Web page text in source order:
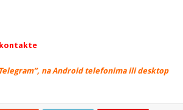
na Android telefonima ili desktop